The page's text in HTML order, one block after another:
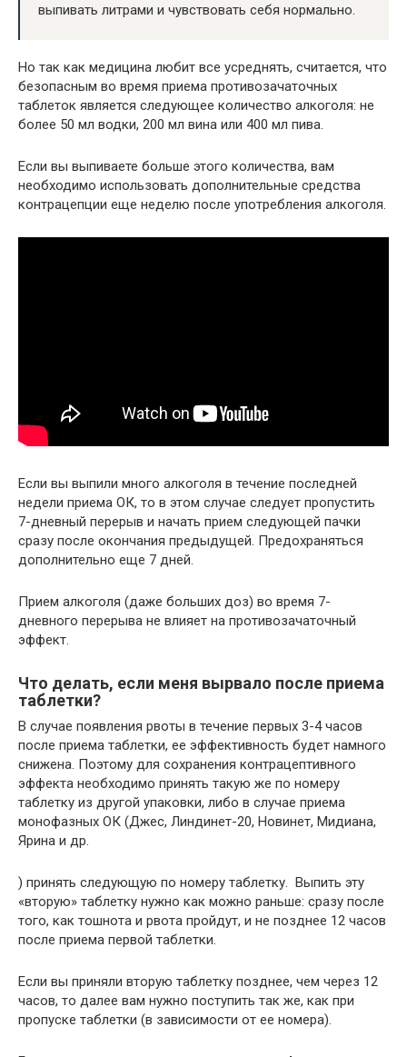
выпивать литрами и чувствовать себя нормально.
Но так как медицина любит все усреднять, считается, что
безопасным во время приема противозачаточных
таблеток является следующее количество алкоголя: не
более 50 мл водки, 200 мл вина или 400 мл пива.
Если вы выпиваете больше этого количества, вам
необходимо использовать дополнительные средства
контрацепции еще неделю после употребления алкоголя.
Если вы выпили много алкоголя в течение последней
недели приема ОК, то в этом случае следует пропустить
7-дневный перерыв и начать прием следующей пачки
сразу после окончания предыдущей. Предохраняться
дополнительно еще 7 дней.
Прием алкоголя (даже больших доз) во время 7-
дневного перерыва не влияет на противозачаточный
эффект.
Что делать, если меня вырвало после приема
таблетки?
В случае появления рвоты в течение первых 3-4 часов
после приема таблетки, ее эффективность будет намного
снижена. Поэтому для сохранения контрацептивного
эффекта необходимо принять такую же по номеру
таблетку из другой упаковки, либо в случае приема
монофазных ОК (Джес, Линдинет-20, Новинет, Мидиана,
Ярина и др.
) принять следующую по номеру таблетку. Выпить эту
«вторую» таблетку нужно как можно раньше: сразу после
того, как тошнота и рвота пройдут, и не позднее 12 часов
после приема первой таблетки.
Если вы приняли вторую таблетку позднее, чем через 12
часов, то далее вам нужно поступить так же, как при
пропуске таблетки (в зависимости от ее номера).